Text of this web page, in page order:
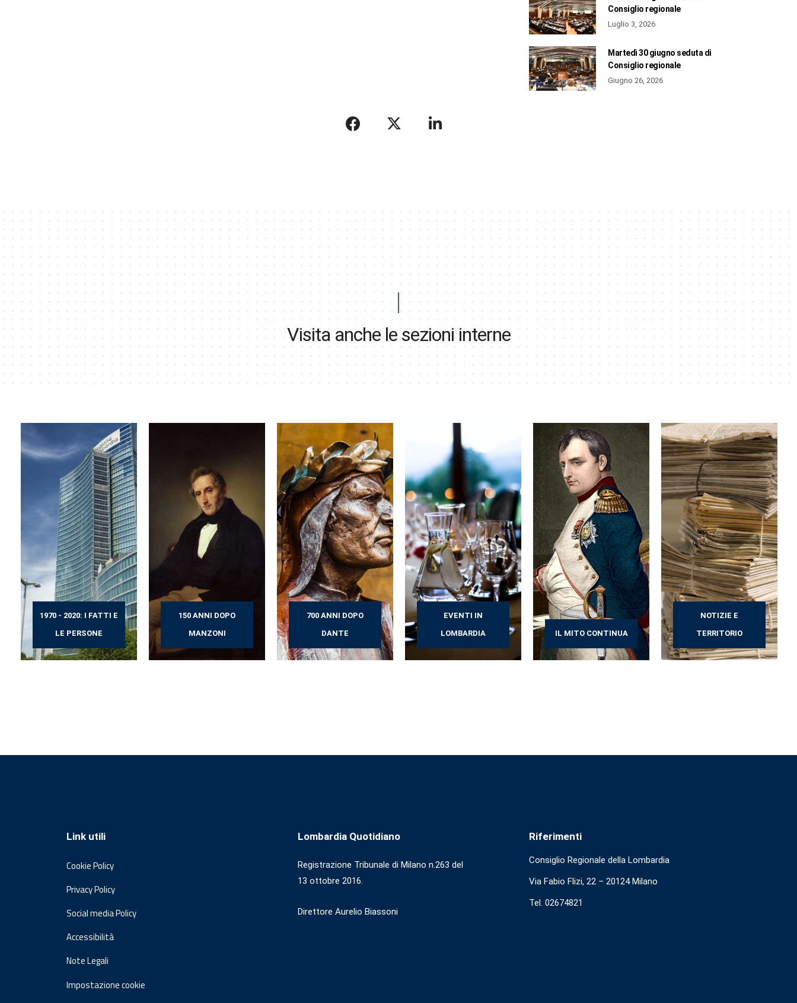
Consiglio regionale
Luglio 3, 2026
Martedì 30 giugno seduta di
Consiglio regionale
Giugno 26, 2026
Visita anche le sezioni interne
1970 - 2020: I FATTI E
LE PERSONE
150 ANNI DOPO
MANZONI
700 ANNI DOPO
DANTE
EVENTI IN
LOMBARDIA
IL MITO CONTINUA
NOTIZIE E
TERRITORIO
Link utili
Cookie Policy
Privacy Policy
Social media Policy
Accessibilità
Note Legali
Impostazione cookie
Lombardia Quotidiano
Registrazione Tribunale di Milano n.263 del
13 ottobre 2016.
Direttore Aurelio Biassoni
Riferimenti
Consiglio Regionale della Lombardia
Via Fabio Flizi, 22 – 20124 Milano
Tel. 02674821